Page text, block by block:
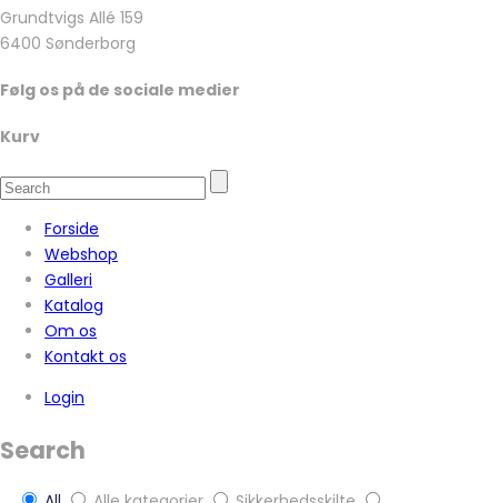
Grundtvigs Allé 159
6400 Sønderborg
Følg os på de sociale medier
Kurv
Forside
Webshop
Galleri
Katalog
Om os
Kontakt os
Login
Search